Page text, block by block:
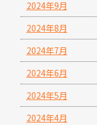
2024年9月
2024年8月
2024年7月
2024年6月
2024年5月
2024年4月